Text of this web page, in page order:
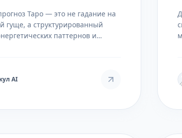
Таро — это не гадание на
гуще, а структурированный
паттернов и
AI